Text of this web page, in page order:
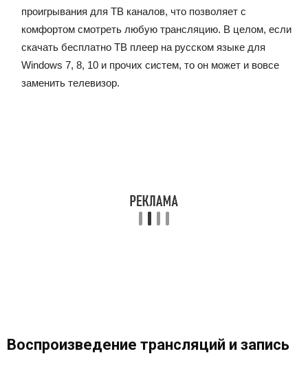
проигрывания для ТВ каналов, что позволяет с
комфортом смотреть любую трансляцию. В целом, если
скачать бесплатно ТВ плеер на русском языке для
Windows 7, 8, 10 и прочих систем, то он может и вовсе
заменить телевизор.
Воспроизведение трансляций и запись